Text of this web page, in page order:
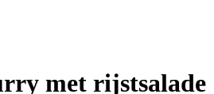
met rijstsalade